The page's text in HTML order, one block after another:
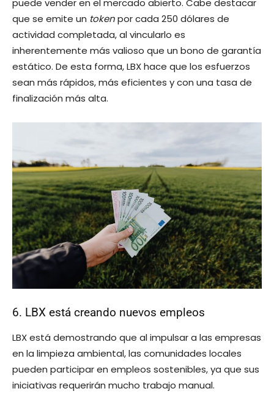
puede vender en el mercado abierto. Cabe destacar
que se emite un tokenpor cada 250 dólares de
actividad completada, al vincularlo es
inherentemente más valioso que un bono de garantía
estático. De esta forma, LBX hace que los esfuerzos
sean más rápidos, más eficientes y con una tasa de
finalización más alta.
6. LBX está creando nuevos empleos
LBX está demostrando que al impulsar a las empresas
en la limpieza ambiental, las comunidades locales
pueden participar en empleos sostenibles, ya que sus
iniciativas requerirán mucho trabajo manual.